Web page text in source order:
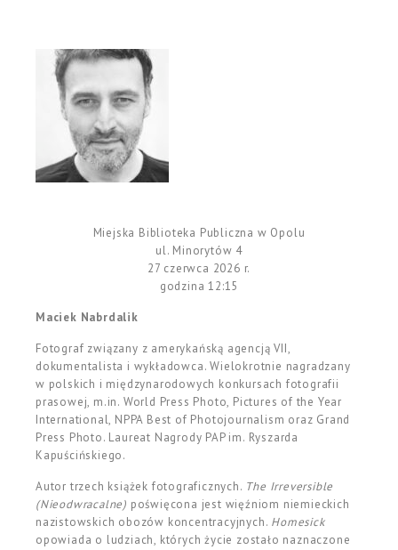
Miejska Biblioteka Publiczna w Opolu
ul. Minorytów 4
27 czerwca 2026 r.
godzina 12:15
Maciek Nabrdalik
Fotograf związany z amerykańską agencją VII,
dokumentalista i wykładowca. Wielokrotnie nagradzany
w polskich i międzynarodowych konkursach fotografii
prasowej, m.in. World Press Photo, Pictures of the Year
International, NPPA Best of Photojournalism oraz Grand
Press Photo. Laureat Nagrody PAP im. Ryszarda
Kapuścińskiego.
Autor trzech książek fotograficznych. The Irreversible
(Nieodwracalne) poświęcona jest więźniom niemieckich
nazistowskich obozów koncentracyjnych. Homesick
opowiada o ludziach, których życie zostało naznaczone